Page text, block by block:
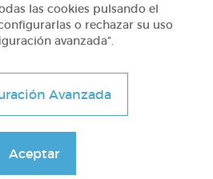
lógico con los sonidos
las cookies pulsando el
o rechazar su uso
avanzada”.
Avanzada
Aceptar